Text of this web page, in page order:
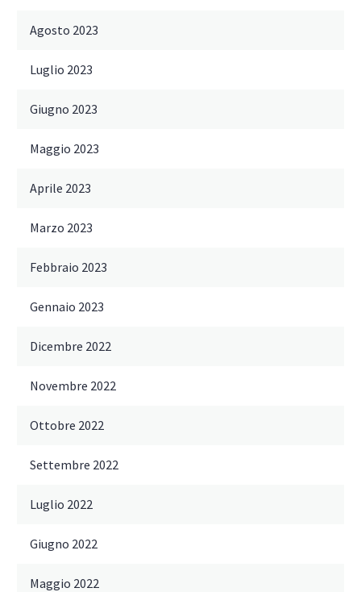
Agosto 2023
Luglio 2023
Giugno 2023
Maggio 2023
Aprile 2023
Marzo 2023
Febbraio 2023
Gennaio 2023
Dicembre 2022
Novembre 2022
Ottobre 2022
Settembre 2022
Luglio 2022
Giugno 2022
Maggio 2022